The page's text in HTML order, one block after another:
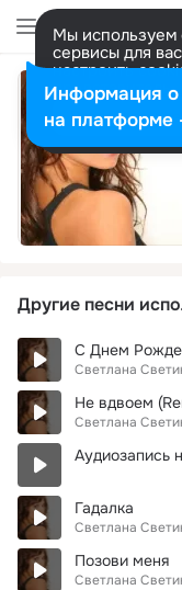
Мы используем
сервисы для
настроить
представитель.
Разрешить все
Другие песни
С Днем
Светлана
Не вдвоем
Светлана
Аудиозапись
Гадалка
Светлана
Позови меня
Светлана
Информация о
на платформе